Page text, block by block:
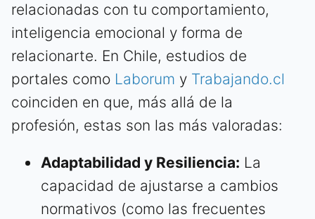
relacionadas con tu comportamiento,
inteligencia emocional y forma de
relacionarte. En Chile, estudios de
portales como Laborum y Trabajando.cl
coinciden en que, más allá de la
profesión, estas son las más valoradas:
Adaptabilidad y Resiliencia: La
capacidad de ajustarse a cambios
normativos (como las frecuentes